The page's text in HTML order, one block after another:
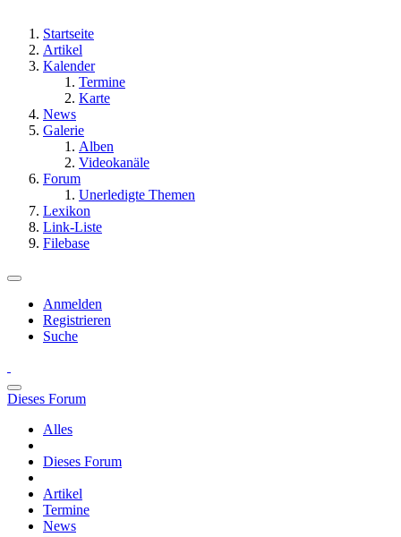
Startseite
Artikel
Kalender
Termine
Karte
News
Galerie
Alben
Videokanäle
Forum
Unerledigte Themen
Lexikon
Link-Liste
Filebase
Anmelden
Registrieren
Suche
Dieses Forum
Alles
Dieses Forum
Artikel
Termine
News